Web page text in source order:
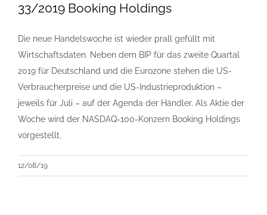
33/2019 Booking Holdings
Die neue Handelswoche ist wieder prall gefüllt mit
Wirtschaftsdaten. Neben dem BIP für das zweite Quartal
2019 für Deutschland und die Eurozone stehen die US-
Verbraucherpreise und die US-Industrieproduktion –
jeweils für Juli – auf der Agenda der Händler. Als Aktie der
Woche wird der NASDAQ-100-Konzern Booking Holdings
vorgestellt.
12/08/19